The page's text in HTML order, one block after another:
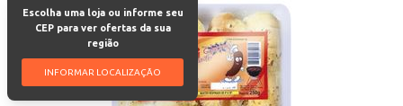
Escolha uma loja ou informe seu
CEP para ver ofertas da sua
região
INFORMAR LOCALIZAÇÃO